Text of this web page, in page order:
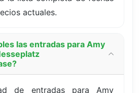
actuales.
las entradas para Amy
de entradas para Amy